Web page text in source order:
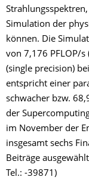
Simulation der
können. Die
von 7,176 PFLOP/s
(single precision)
entspricht einer
schwacher bzw.
der
im November der
insgesamt sechs
Beiträge
Tel.: -39871)